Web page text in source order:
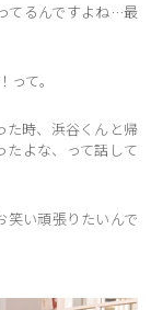
てるんですよね…最
て。
た時、浜谷くんと帰
たよな、って話して
笑い頑張りたいんで